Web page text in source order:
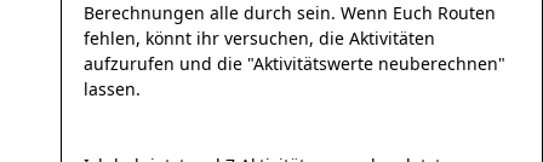
Berechnungen alle durch sein. Wenn Euch Routen
fehlen, könnt ihr versuchen, die Aktivitäten
aufzurufen und die "Aktivitätswerte neuberechnen"
lassen.